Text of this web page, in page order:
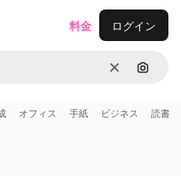
消去 画像で
料金 ログイン
オフィス 手紙 ビジネス 読書